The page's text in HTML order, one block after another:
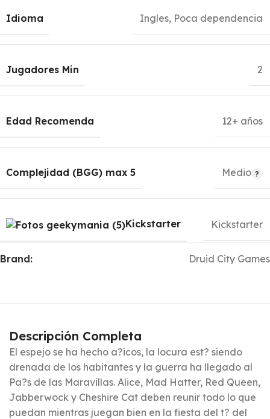
Idioma Ingles, Poca dependencia
Jugadores Min 2
Edad Recomenda 12+ años
Complejidad (BGG) max 5 Medio
Kickstarter Kickstarter
Brand: Druid City Games
Descripción Completa
El espejo se ha hecho a?icos, la locura est? siendo
drenada de los habitantes y la guerra ha llegado al
Pa?s de las Maravillas. Alice, Mad Hatter, Red Queen,
Jabberwock y Cheshire Cat deben reunir todo lo que
puedan mientras juegan bien en la fiesta del t? del